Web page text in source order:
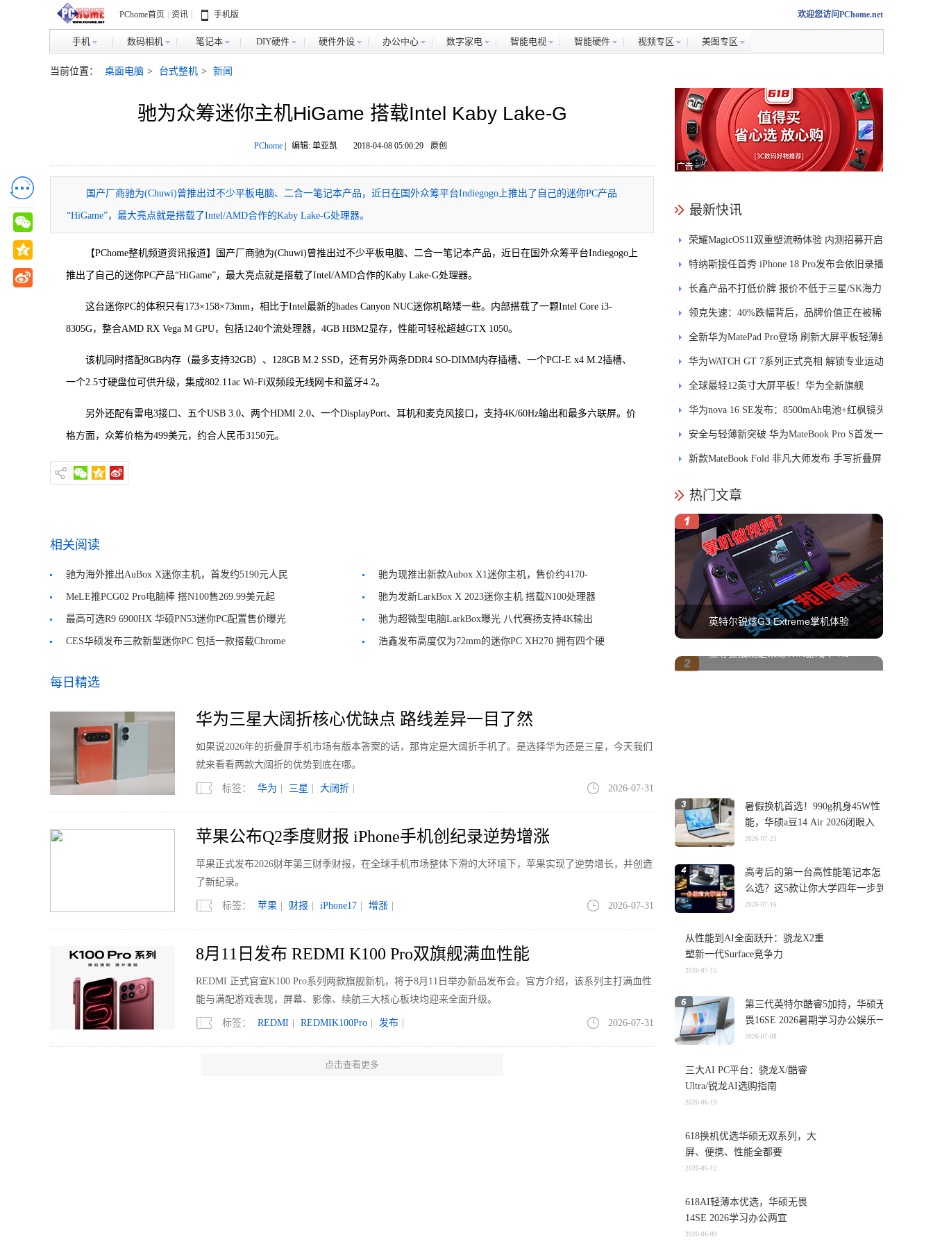
PChome首页 资讯 手机版 欢迎您访问PChome.net
手机 数码相机 笔记本 DIY硬件 硬件外设 办公中心 数字家电 智能电视 智能硬件 视频专区 美图专区
当前位置： 桌面电脑 > 台式整机 > 新闻
驰为众筹迷你主机HiGame 搭载Intel Kaby Lake-G
PChome| 编辑: 单亚凯 2018-04-08 05:00:29 原创
国产厂商驰为(Chuwi)曾推出过不少平板电脑、二合一笔记本产品，近日在国外众筹平台Indiegogo上推出了自己的迷你PC产品
“HiGame”，最大亮点就是搭载了Intel/AMD合作的Kaby Lake-G处理器。
【PChome整机频道资讯报道】国产厂商驰为(Chuwi)曾推出过不少平板电脑、二合一笔记本产品，近日在国外众筹平台Indiegogo上
推出了自己的迷你PC产品“HiGame”，最大亮点就是搭载了Intel/AMD合作的Kaby Lake-G处理器。
这台迷你PC的体积只有173×158×73mm，相比于Intel最新的hades Canyon NUC迷你机略矮一些。内部搭载了一颗Intel Core i3-
8305G，整合AMD RX Vega M GPU，包括1240个流处理器，4GB HBM2显存，性能可轻松超越GTX 1050。
该机同时搭配8GB内存（最多支持32GB）、128GB M.2 SSD，还有另外两条DDR4 SO-DIMM内存插槽、一个PCI-E x4 M.2插槽、
一个2.5寸硬盘位可供升级，集成802.11ac Wi-Fi双频段无线网卡和蓝牙4.2。
另外还配有雷电3接口、五个USB 3.0、两个HDMI 2.0、一个DisplayPort、耳机和麦克风接口，支持4K/60Hz输出和最多六联屏。价
格方面，众筹价格为499美元，约合人民币3150元。
相关阅读
驰为海外推出AuBox X迷你主机，首发约5190元人民
币
驰为现推出新款Aubox X1迷你主机，售价约4170-
4865元
MeLE推PCG02 Pro电脑棒 搭N100售269.99美元起 驰为发新LarkBox X 2023迷你主机 搭载N100处理器
最高可选R9 6900HX 华硕PN53迷你PC配置售价曝光 驰为超微型电脑LarkBox曝光 八代赛扬支持4K输出
CES华硕发布三款新型迷你PC 包括一款搭载Chrome 浩鑫发布高度仅为72mm的迷你PC XH270 拥有四个硬
每日精选
华为三星大阔折核心优缺点 路线差异一目了然
如果说2026年的折叠屏手机市场有版本答案的话，那肯定是大阔折手机了。是选择华为还是三星，今天我们
就来看看两款大阔折的优势到底在哪。
标签： 华为 三星 大阔折 2026-07-31
苹果公布Q2季度财报 iPhone手机创纪录逆势增涨
苹果正式发布2026财年第三财季财报，在全球手机市场整体下滑的大环境下，苹果实现了逆势增长，并创造
了新纪录。
标签： 苹果 财报 iPhone17 增涨 2026-07-31
8月11日发布 REDMI K100 Pro双旗舰满血性能
REDMI 正式官宣K100 Pro系列两款旗舰新机，将于8月11日举办新品发布会。官方介绍，该系列主打满血性
能与满配游戏表现，屏幕、影像、续航三大核心板块均迎来全面升级。
标签： REDMI REDMIK100Pro 发布 2026-07-31
2026上半年耳机市场持续走弱 需求饱和内卷加剧
点击查看更多
最新快讯
荣耀MagicOS11双重塑流畅体验 内测招募开启
特纳斯接任首秀 iPhone 18 Pro发布会依旧录播
长鑫产品不打低价牌 报价不低于三星/SK海力
士
领克失速：40%跌幅背后，品牌价值正在被稀
释
全新华为MatePad Pro登场 刷新大屏平板轻薄纪
录
华为WATCH GT 7系列正式亮相 解锁专业运动
新体验
全球最轻12英寸大屏平板！华为全新旗舰
MatePad Pro正式发布
华为nova 16 SE发布：8500mAh电池+红枫镜头
安全与轻薄新突破 华为MateBook Pro S首发一
区双像素技术防窥屏
新款MateBook Fold 非凡大师发布 手写折叠屏
热门文章
英特尔锐炫G3 Extreme掌机体验
暑假换机首选！990g机身45W性
能，华硕a豆14 Air 2026闭眼入
2026-07-21
高考后的第一台高性能笔记本怎
么选？这5款让你大学四年一步到
位
2026-07-16
从性能到AI全面跃升：骁龙X2重
塑新一代Surface竞争力
2026-07-15
第三代英特尔酷睿5加持，华硕无
畏16SE 2026暑期学习办公娱乐一
机搞定
2026-07-08
三大AI PC平台：骁龙X/酷睿
Ultra/锐龙AI选购指南
2026-06-19
618换机优选华硕无双系列，大
屏、便携、性能全都要
2026-06-12
618AI轻薄本优选，华硕无畏
14SE 2026学习办公两宜
2026-06-09